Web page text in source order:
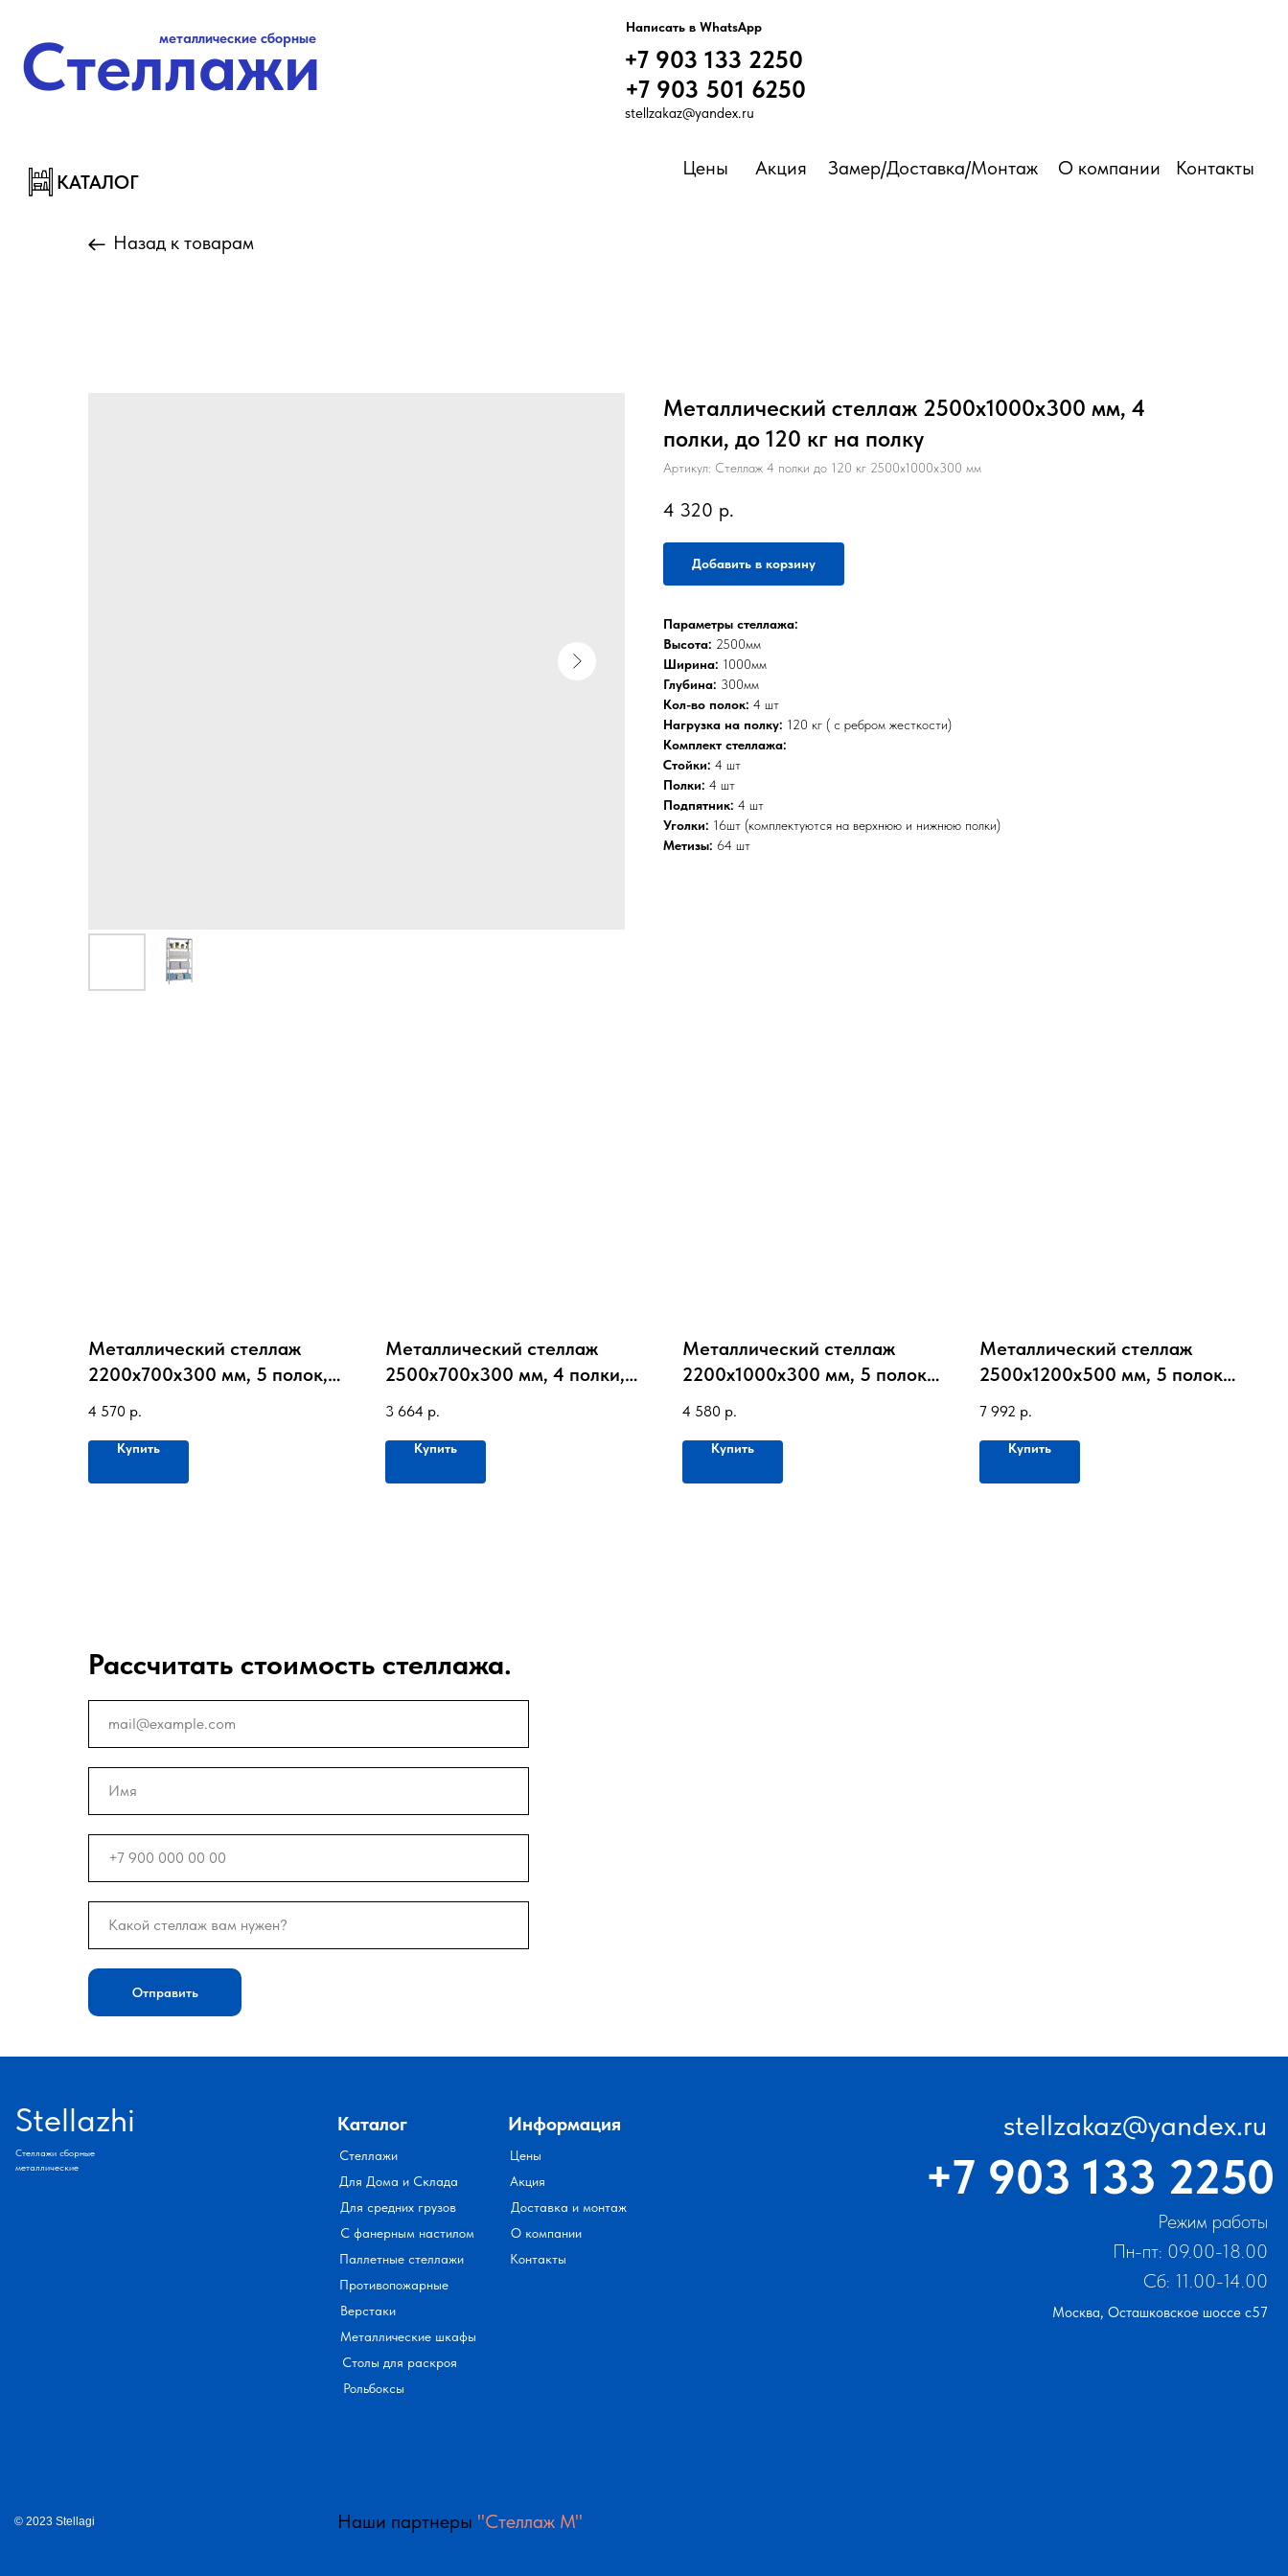
Стеллажи
металлические сборные
stellzakaz@yandex.ru
+7 903 133 2250
+7 903 501 6250
Написать в WhatsApp
+7 903 133 2250
КАТАЛОГ
Стеллажи
КАТАЛОГ
Цены Акция Замер/Доставка/Монтаж О компании Контакты
Назад к товарам
Металлический стеллаж 2500х1000х300 мм, 4
полки, до 120 кг на полку
Артикул: Стеллаж 4 полки до 120 кг 2500х1000х300 мм
4 320 р.
Добавить в корзину
Параметры стеллажа:
Высота: 2500мм
Ширина: 1000мм
Глубина: 300мм
Кол-во полок: 4 шт
Нагрузка на полку: 120 кг ( с ребром жесткости)
Комплект стеллажа:
Стойки: 4 шт
Полки: 4 шт
Подпятник: 4 шт
Уголки: 16шт (комплектуются на верхнюю и нижнюю полки)
Метизы: 64 шт
Металлический стеллаж
2200х700х300 мм, 5 полок,
до 120 кг на полку
4 570 р.
Купить
Металлический стеллаж
2500х700х300 мм, 4 полки,
до 80 кг на полку
3 664 р.
Купить
Металлический стеллаж
2200х1000х300 мм, 5 полок,
до 80 кг на полку
4 580 р.
Купить
Металлический стеллаж
2500х1200х500 мм, 5 полок,
до 100кг на полку
7 992 р.
Купить
Рассчитать стоимость стеллажа.
Отправить
Стеллажи сборные
металлические
Stellazhi
© 2023 Stellagi
Информация
Цены
Акция
Доставка и монтаж
О компании
Контакты
Режим работы
Пн-пт: 09.00-18.00
Сб: 11.00-14.00
stellzakaz@yandex.ru
+7 903 133 2250
Москва, Осташковское шоссе с57
Каталог
Стеллажи
Для Дома и Склада
Для средних грузов
С фанерным настилом
Паллетные стеллажи
Противопожарные
Верстаки
Металлические шкафы
Столы для раскроя
Рольбоксы
Наши партнеры "Стеллаж М"